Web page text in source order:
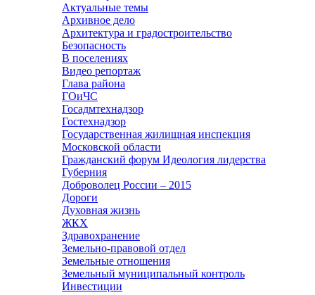
Актуальные темы
Архивное дело
Архитектура и градостроительство
Безопасность
В поселениях
Видео репортаж
Глава района
ГОиЧС
Госадмтехнадзор
Гостехнадзор
Государственная жилищная инспекция
Московской области
Гражданский форум Идеология лидерства
Губерния
Доброволец России – 2015
Дороги
Духовная жизнь
ЖКХ
Здравохранение
Земельно-правовой отдел
Земельные отношения
Земельный муниципальный контроль
Инвестиции